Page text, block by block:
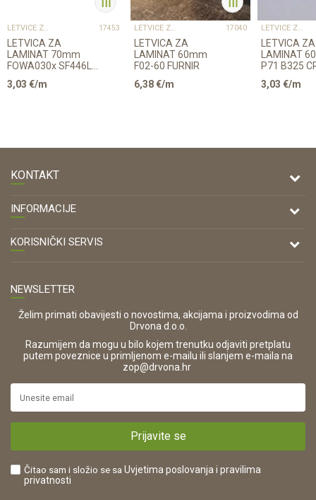
LETVICE ZA LAMINAT 17453
LETVICA ZA
LAMINAT 70mm
FOWA030x SF446L1
3,03 €/m
LETVICE ZA LAMINAT 17040
LETVICA ZA
LAMINAT 60mm
F02-60 FURNIR
6,38€/m
LETVICE ZA LAMINAT
LETVICA ZA
LAMINAT
P71 B325
3,03 €/m
KONTAKT
DRVONA D.O.O.
Antuna Mihanovića 7,
47000 Karlovac
OIB:
42821181683
16280
https://www.drvona.hr/
POREZNI BROJ:
INFORMACIJE
O nama
KORISNIČKI SERVIS
Zaštita privatnosti i osobnih podataka
Korištenje kolačića
Pravo na odustajanje i jednostrani raskid ugovora
Reklamacije
Plaćanje karticama
Što dobivam registracijom?
NEWSLETTER
Želim primati obavijesti o novostima, akcijama i proizvodima od
Drvona d.o.o.
Razumijem da mogu u bilo kojem trenutku odjaviti pretplatu
putem poveznice u primljenom e-mailu ili slanjem e-maila na
zop@drvona.hr
Prijavite se
Čitao sam i složio se sa Uvjetima poslovanja i pravilima
privatnosti